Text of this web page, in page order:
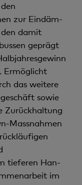
zur Eindäm­
damit
geprägt
Ermöglicht
das weitere
sowie
Zurückhaltung
Massnahmen
tieferen Han­
im